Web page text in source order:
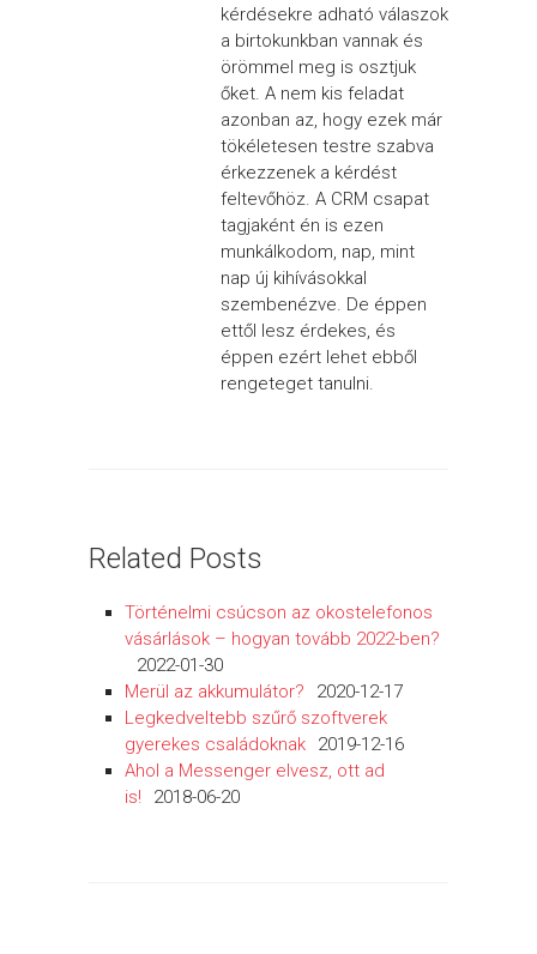
kérdésekre adható válaszok
a birtokunkban vannak és
örömmel meg is osztjuk
őket. A nem kis feladat
azonban az, hogy ezek már
tökéletesen testre szabva
érkezzenek a kérdést
feltevőhöz. A CRM csapat
tagjaként én is ezen
munkálkodom, nap, mint
nap új kihívásokkal
szembenézve. De éppen
ettől lesz érdekes, és
éppen ezért lehet ebből
rengeteget tanulni.
Related Posts
Történelmi csúcson az okostelefonos
vásárlások – hogyan tovább 2022-ben?
2022-01-30
Merül az akkumulátor?
2020-12-17
Legkedveltebb szűrő szoftverek
gyerekes családoknak
2019-12-16
Ahol a Messenger elvesz, ott ad
is!
2018-06-20